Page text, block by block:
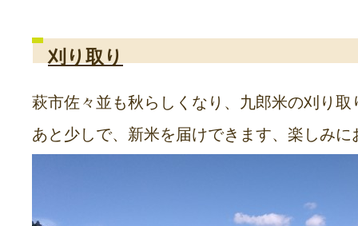
刈り取り
萩市佐々並も秋らしくなり、九郎米の刈り取
あと少しで、新米を届けできます、楽しみに